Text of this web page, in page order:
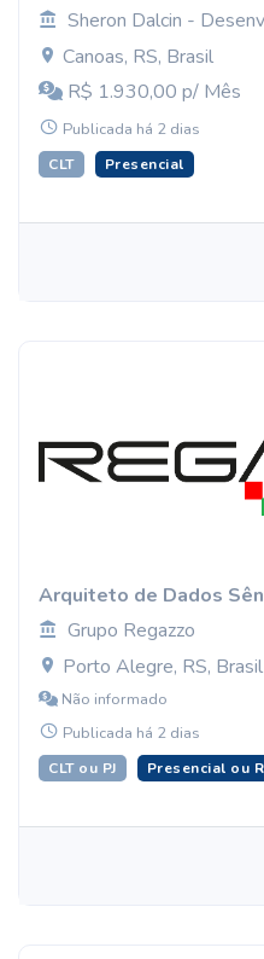
Sheron Dalcin -
Canoas, RS, Brasil
R$ 1.930,00 p/ Mês
Publicada há 2 dias
CLT Presencial
Arquiteto de Dados
Grupo Regazzo
Porto Alegre, RS, Brasil
Não informado
Publicada há 2 dias
CLT ou PJ Presencial ou